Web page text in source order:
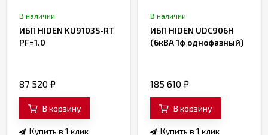
В наличии
ИБП HIDEN KU9103S-RT
PF=1.0
87 520 ₽
В корзину
Купить в 1 клик
В наличии
ИБП HIDEN UDC906H
(6кВА 1ф однофазный)
185 610 ₽
В корзину
Купить в 1 клик